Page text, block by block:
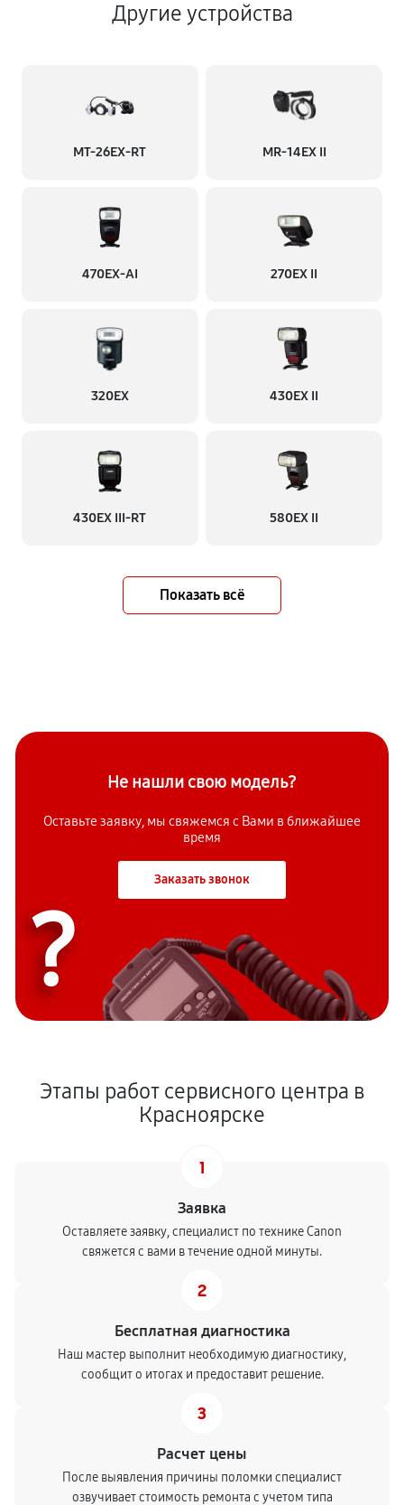
Другие устройства
MT-26EX-RT MR-14EX II
470EX-AI 270EX II
320EX 430EX II
430EX III-RT 580EX II
Показать всё
Не нашли свою модель?
Оставьте заявку, мы свяжемся с Вами в ближайшее
время
Заказать звонок
?
Этапы работ сервисного центра в
Красноярске
1
Заявка
Оставляете заявку, специалист по технике Canon
свяжется с вами в течение одной минуты.
2
Бесплатная диагностика
Наш мастер выполнит необходимую диагностику,
сообщит о итогах и предоставит решение.
3
Расчет цены
После выявления причины поломки специалист
озвучивает стоимость ремонта с учетом типа